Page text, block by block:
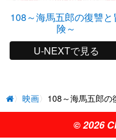
108～海馬五郎の復讐と
険～
U-NEXTで見る
映画 108～海馬五郎の
© 2026